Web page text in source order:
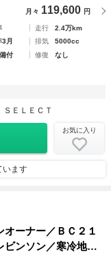
月々 119,600 円
走行
2.4万km
月 排気
5000cc
付 修復
なし
ＥＬＥＣＴ
お気に入り
います
ーナー／ＢＣ２１
ビンソン／寒冷地仕